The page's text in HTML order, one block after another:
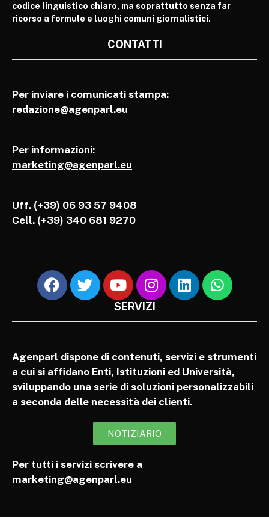
codice linguistico chiaro, ma soprattutto senza far
ricorso a formule e luoghi comuni giornalistici.
CONTATTI
Per inviare i comunicati stampa:
redazione@agenparl.eu
Per informazioni:
marketing@agenparl.eu
Uff. (+39) 06 93 57 9408
Cell. (+39) 340 681 9270
SERVIZI
Agenparl dispone di contenuti, servizi e strumenti
a cui si affidano Enti, Istituzioni ed Università,
sviluppando una serie di soluzioni personalizzabili
a seconda delle necessità dei clienti.
NOTIZIARIO
Per tutti i servizi scrivere a
marketing@agenparl.eu